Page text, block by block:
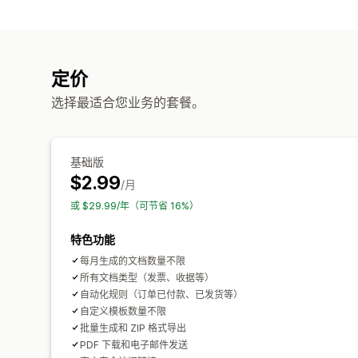
定价
选择最适合您业务的套餐。
基础版
$2.99/月
或 $29.99/年（可节省 16%）
特色功能
每月生成的文档数量不限
所有文档类型（发票、收据等）
自动化规则（订单已付款、已发货等）
自定义模板数量不限
批量生成和 ZIP 格式导出
PDF 下载和电子邮件发送